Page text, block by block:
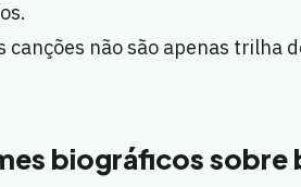
canções não são apenas trilha
biográficos sobre